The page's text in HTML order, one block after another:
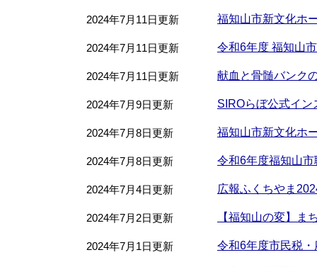
2024年7月11日更新 福知山市新文化ホ
2024年7月11日更新 令和6年度 福知山
2024年7月11日更新 献血と骨髄バンク
2024年7月9日更新 SIROらぼ公式イ
2024年7月8日更新 福知山市新文化ホ
2024年7月8日更新 令和6年度福知山
2024年7月4日更新 広報ふくちやま
2024年7月2日更新 【福知山の変】ま
2024年7月1日更新 令和6年度市民税